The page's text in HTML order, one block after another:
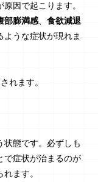
原因で起こります。
部膨満感、食欲減退
ような症状が現れま
れます。
状態です。必ずしも
で症状が治まるのが
ます。